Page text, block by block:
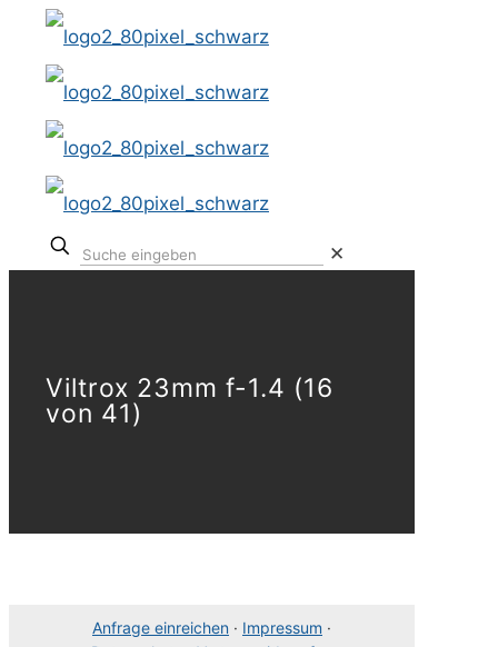
✕
Viltrox 23mm f-1.4 (16
von 41)
Anfrage einreichen · Impressum ·